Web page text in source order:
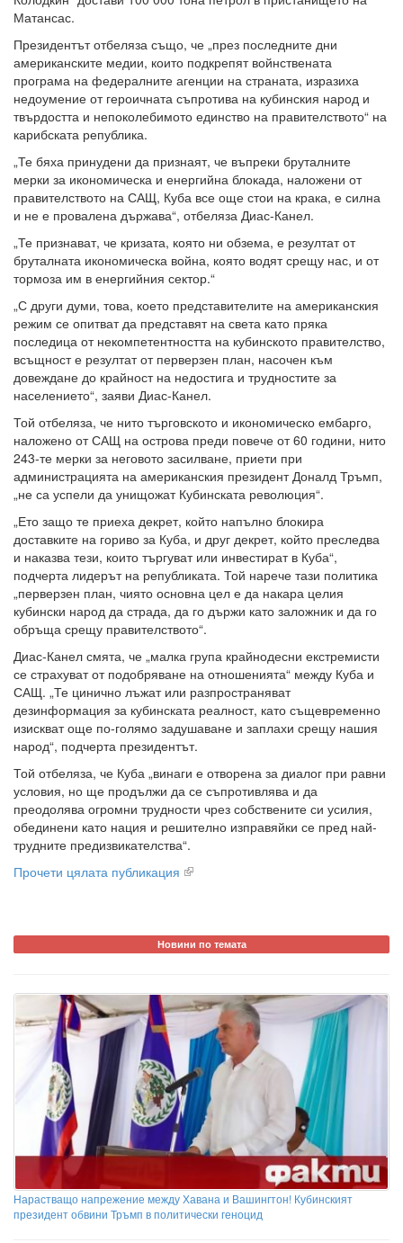
Матансас.
Президентът отбеляза също, че „през последните дни
американските медии, които подкрепят войнствената
програма на федералните агенции на страната, изразиха
недоумение от героичната съпротива на кубинския народ и
твърдостта и непоколебимото единство на правителството“ на
карибската република.
„Те бяха принудени да признаят, че въпреки бруталните
мерки за икономическа и енергийна блокада, наложени от
правителството на САЩ, Куба все още стои на крака, е силна
и не е провалена държава“, отбеляза Диас-Канел.
„Те признават, че кризата, която ни обзема, е резултат от
бруталната икономическа война, която водят срещу нас, и от
тормоза им в енергийния сектор.“
„С други думи, това, което представителите на американския
режим се опитват да представят на света като пряка
последица от некомпетентността на кубинското правителство,
всъщност е резултат от перверзен план, насочен към
довеждане до крайност на недостига и трудностите за
населението“, заяви Диас-Канел.
Той отбеляза, че нито търговското и икономическо ембарго,
наложено от САЩ на острова преди повече от 60 години, нито
243-те мерки за неговото засилване, приети при
администрацията на американския президент Доналд Тръмп,
„не са успели да унищожат Кубинската революция“.
„Ето защо те приеха декрет, който напълно блокира
доставките на гориво за Куба, и друг декрет, който преследва
и наказва тези, които търгуват или инвестират в Куба“,
подчерта лидерът на републиката. Той нарече тази политика
„перверзен план, чиято основна цел е да накара целия
кубински народ да страда, да го държи като заложник и да го
обръща срещу правителството“.
Диас-Канел смята, че „малка група крайнодесни екстремисти
се страхуват от подобряване на отношенията“ между Куба и
САЩ. „Те цинично лъжат или разпространяват
дезинформация за кубинската реалност, като същевременно
изискват още по-голямо задушаване и заплахи срещу нашия
народ“, подчерта президентът.
Той отбеляза, че Куба „винаги е отворена за диалог при равни
условия, но ще продължи да се съпротивлява и да
преодолява огромни трудности чрез собствените си усилия,
обединени като нация и решително изправяйки се пред най-
трудните предизвикателства“.
Прочети цялата публикация
Новини по темата
Нарастващо напрежение между Хавана и Вашингтон! Кубинският
президент обвини Тръмп в политически геноцид